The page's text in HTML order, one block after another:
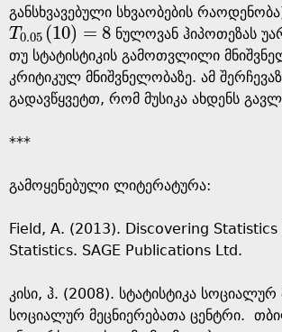
განსხვავებული სხვაობების
T0.05 (10) = 8
T0 .05 (10) =8
ნულოვან ჰიპოთეზას
თუ სტატისტიკის გამოთვლილი
კრიტიკულ მნიშვნელობაზე. ამ
გადავწყვეტთ, რომ მუსიკა ახდენს
***
გამოყენებული ლიტერატურა:
Field, A. (2013). Discovering Statistics
Statistics. SAGE Publications Ltd.
კისი, ჰ. (2008). სტატისტიკა სოციალურ
სოციალურ მეცნიერებათა ცენტრი.